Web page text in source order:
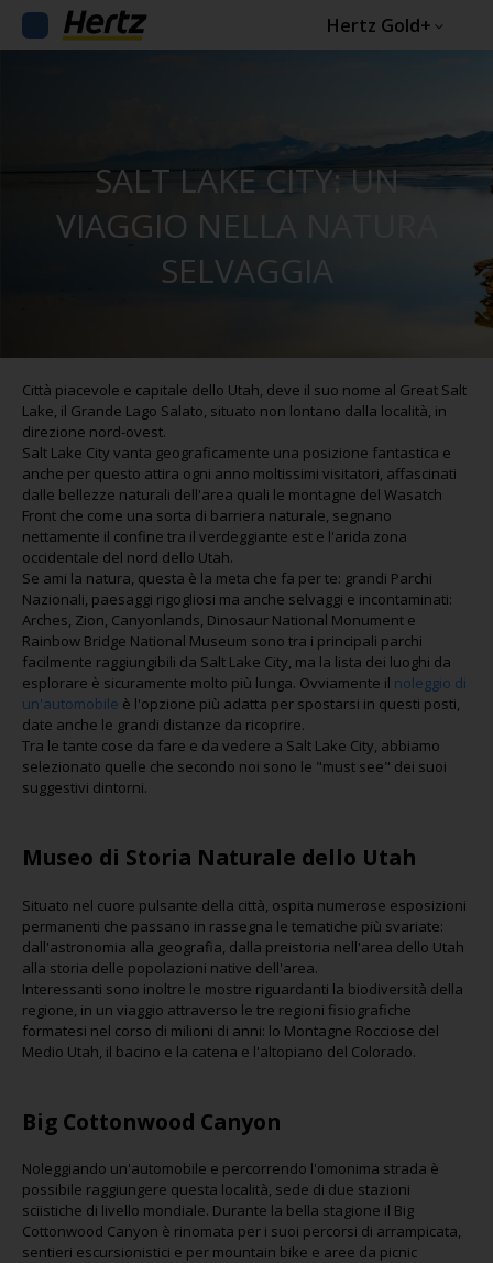
Hertz Gold+
SALT LAKE CITY: UN
VIAGGIO NELLA NATURA
SELVAGGIA
Città piacevole e capitale dello Utah, deve il suo nome al Great Salt
Lake, il Grande Lago Salato, situato non lontano dalla località, in
direzione nord-ovest.
Salt Lake City vanta geograficamente una posizione fantastica e
anche per questo attira ogni anno moltissimi visitatori, affascinati
dalle bellezze naturali dell'area quali le montagne del Wasatch
Front che come una sorta di barriera naturale, segnano
nettamente il confine tra il verdeggiante est e l'arida zona
occidentale del nord dello Utah.
Se ami la natura, questa è la meta che fa per te: grandi Parchi
Nazionali, paesaggi rigogliosi ma anche selvaggi e incontaminati:
Arches, Zion, Canyonlands, Dinosaur National Monument e
Rainbow Bridge National Museum sono tra i principali parchi
facilmente raggiungibili da Salt Lake City, ma la lista dei luoghi da
esplorare è sicuramente molto più lunga. Ovviamente il noleggio di
un'automobile è l'opzione più adatta per spostarsi in questi posti,
date anche le grandi distanze da ricoprire.
Tra le tante cose da fare e da vedere a Salt Lake City, abbiamo
selezionato quelle che secondo noi sono le "must see" dei suoi
suggestivi dintorni.
Museo di Storia Naturale dello Utah
Situato nel cuore pulsante della città, ospita numerose esposizioni
permanenti che passano in rassegna le tematiche più svariate:
dall'astronomia alla geografia, dalla preistoria nell'area dello Utah
alla storia delle popolazioni native dell'area.
Interessanti sono inoltre le mostre riguardanti la biodiversità della
regione, in un viaggio attraverso le tre regioni fisiografiche
formatesi nel corso di milioni di anni: lo Montagne Rocciose del
Medio Utah, il bacino e la catena e l'altopiano del Colorado.
Big Cottonwood Canyon
Noleggiando un'automobile e percorrendo l'omonima strada è
possibile raggiungere questa località, sede di due stazioni
sciistiche di livello mondiale. Durante la bella stagione il Big
Cottonwood Canyon è rinomata per i suoi percorsi di arrampicata,
sentieri escursionistici e per mountain bike e aree da picnic